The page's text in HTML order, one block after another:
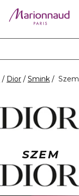
Dior Smink Szem
SZEM